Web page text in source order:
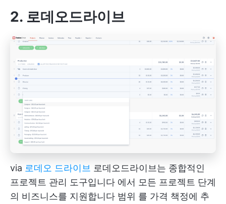
2. 로데오드라이브
via 로데오 드라이브 로데오드라이브는 종합적인
프로젝트 관리 도구입니다 에서 모든 프로젝트 단계
의 비즈니스를 지원합니다 범위 를 가격 책정에 추